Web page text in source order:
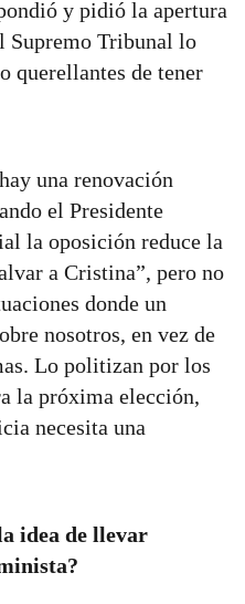
y pidió la apertura
Supremo Tribunal lo
querellantes de tener
una renovación
el Presidente
la oposición reduce la
a Cristina”, pero no
donde un
nosotros, en vez de
Lo politizan por los
la próxima elección,
necesita una
idea de llevar